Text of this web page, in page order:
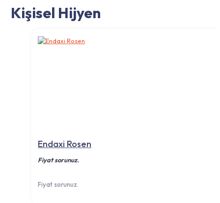
Kişisel Hijyen
Endaxi Rosen
Fiyat sorunuz.
Fiyat sorunuz.